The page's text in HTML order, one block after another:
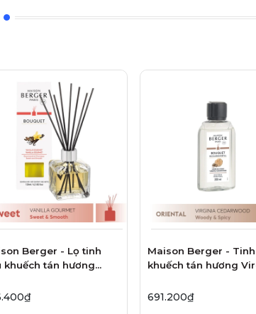
Berger - Lọ tinh
khuếch tán hương
Maison Berger -
khuếch tán hương
691.200₫